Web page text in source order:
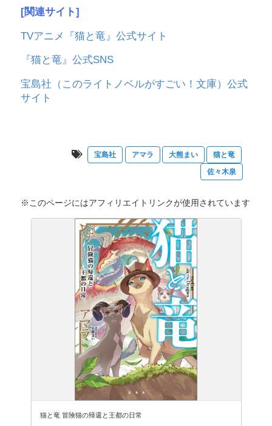
[関連サイト]
TVアニメ『猫と竜』公式サイト
『猫と竜』公式SNS
宝島社（このライトノベルがすごい！文庫）公式
サイト
宝島社 アマラ 大熊まい
猫と竜
佐々木泉
※このページにはアフィリエイトリンクが使用されています
猫と竜 冒険猫の帰還と王都の日常